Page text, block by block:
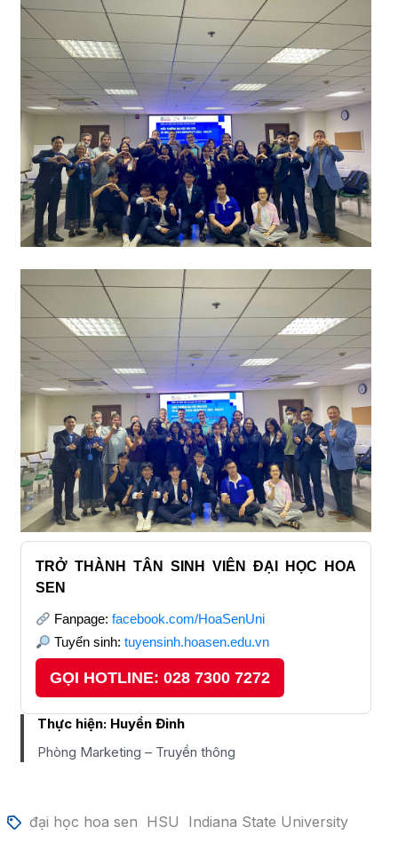
TRỞ THÀNH TÂN SINH VIÊN ĐẠI HỌC HOA
SEN
Fanpage: facebook.com/HoaSenUni
Tuyển sinh: tuyensinh.hoasen.edu.vn
GỌI HOTLINE: 028 7300 7272
Thực hiện: Huyền Đinh
Phòng Marketing – Truyền thông
đại học hoa sen HSU Indiana State University